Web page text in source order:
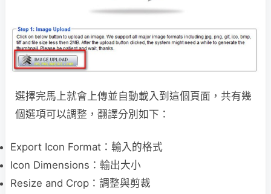
選擇完馬上就會上傳並自動載入到這個頁面，共有幾
個選項可以調整，翻譯分別如下：
Export Icon Format：輸入的格式
Icon Dimensions：輸出大小
Resize and Crop：調整與剪裁